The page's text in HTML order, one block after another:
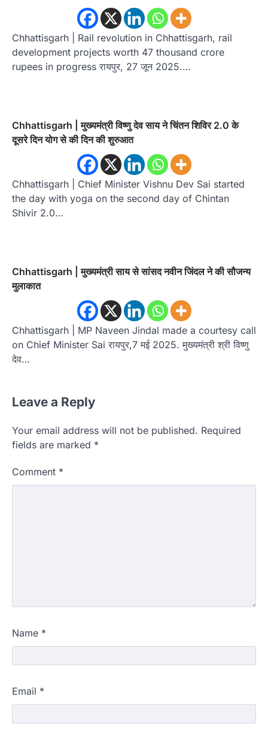
Chhattisgarh | Rail revolution in Chhattisgarh, rail
development projects worth 47 thousand crore
rupees in progress रायपुर, 27 जून 2025.…
Chhattisgarh | मुख्यमंत्री विष्णु देव साय ने चिंतन शिविर 2.0 के
दूसरे दिन योग से की दिन की शुरुआत
Chhattisgarh | Chief Minister Vishnu Dev Sai started
the day with yoga on the second day of Chintan
Shivir 2.0…
Chhattisgarh | मुख्यमंत्री साय से सांसद नवीन जिंदल ने की सौजन्य
मुलाकात
Chhattisgarh | MP Naveen Jindal made a courtesy call
on Chief Minister Sai रायपुर,7 मई 2025. मुख्यमंत्री श्री विष्णु
देव…
Leave a Reply
Your email address will not be published. Required
fields are marked *
Comment *
Name *
Email *